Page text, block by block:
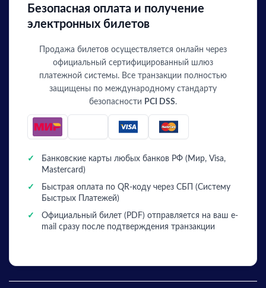
Безопасная оплата и получение
электронных билетов
Продажа билетов осуществляется онлайн через
официальный сертифицированный шлюз
платежной системы. Все транзакции полностью
защищены по международному стандарту
безопасности PCI DSS.
✓
Банковские карты любых банков РФ (Мир, Visa,
Mastercard)
✓
Быстрая оплата по QR-коду через СБП (Систему
Быстрых Платежей)
✓
Официальный билет (PDF) отправляется на ваш e-
mail сразу после подтверждения транзакции